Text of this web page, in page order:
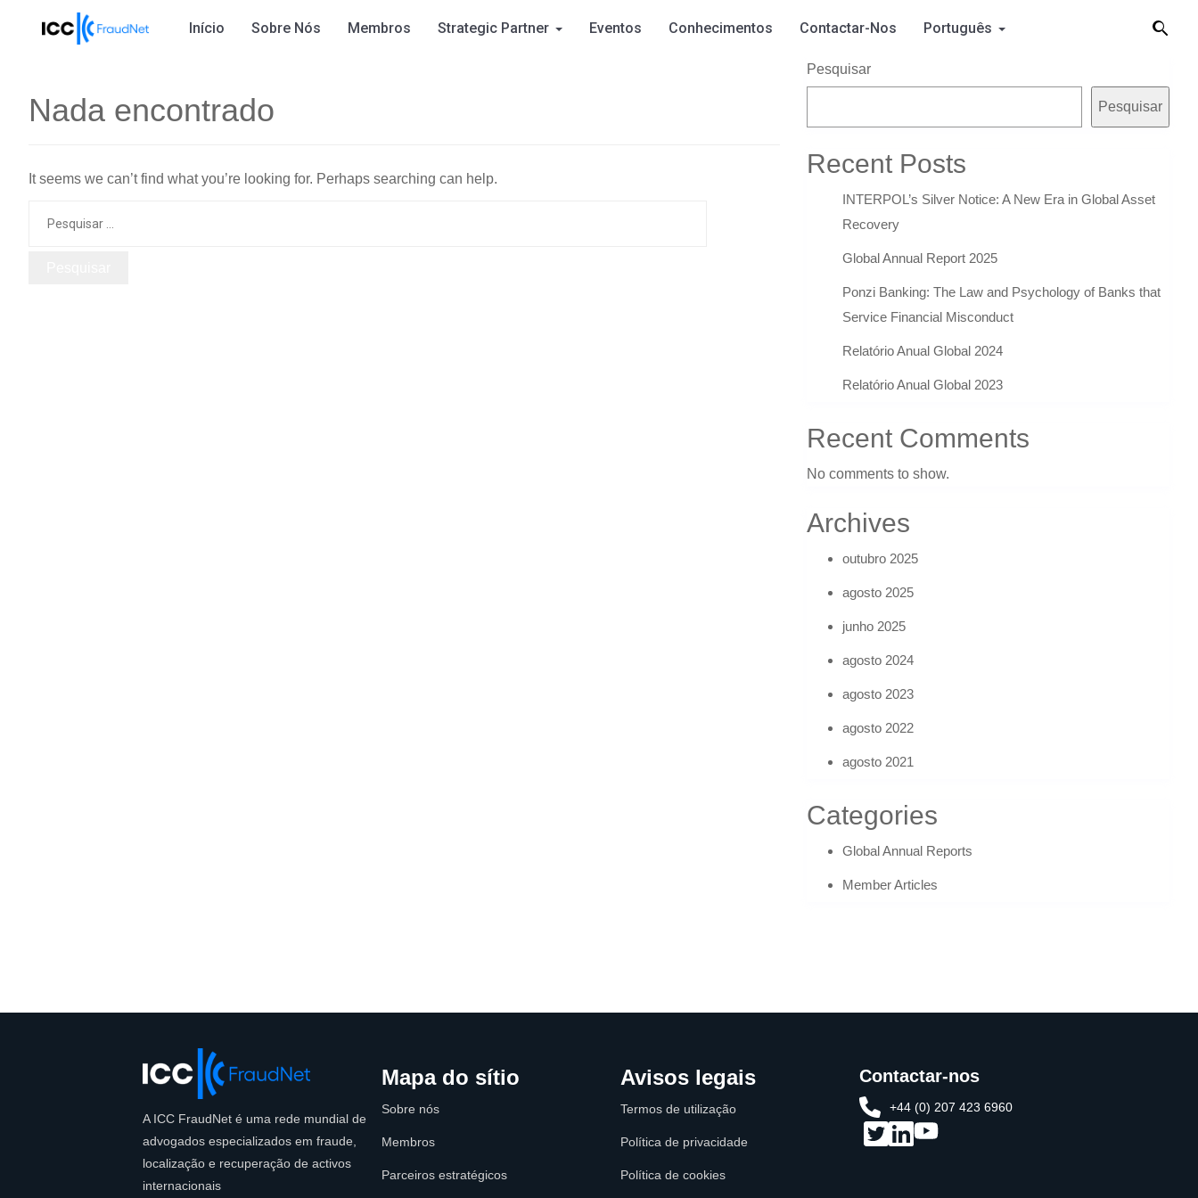
Início Sobre Nós Membros Strategic Partner Eventos Conhecimentos Contactar-Nos Português
Nada encontrado
It seems we can’t find what you’re looking for. Perhaps searching can help.
Pesquisar
Pesquisar
Recent Posts
INTERPOL’s Silver Notice: A New Era in Global Asset
Recovery
Global Annual Report 2025
Ponzi Banking: The Law and Psychology of Banks that
Service Financial Misconduct
Relatório Anual Global 2024
Relatório Anual Global 2023
Recent Comments
No comments to show.
Archives
outubro 2025
agosto 2025
junho 2025
agosto 2024
agosto 2023
agosto 2022
agosto 2021
Categories
Global Annual Reports
Member Articles
A ICC FraudNet é uma rede mundial de
advogados especializados em fraude,
localização e recuperação de activos
internacionais
Mapa do sítio
Sobre nós
Membros
Parceiros estratégicos
Avisos legais
Termos de utilização
Política de privacidade
Política de cookies
Contactar-nos
+44 (0) 207 423 6960